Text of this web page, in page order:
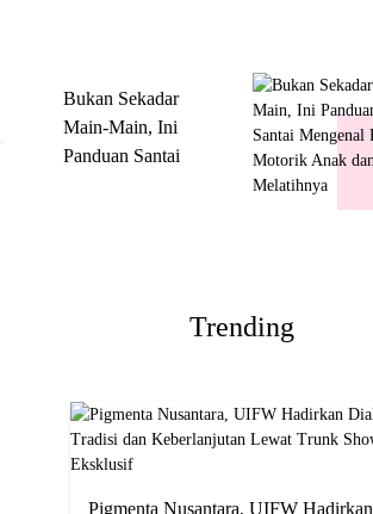
Bukan Sekadar
Main-Main, Ini
Panduan Santai
Trending
Pigmenta Nusantara, UIFW Hadirkan